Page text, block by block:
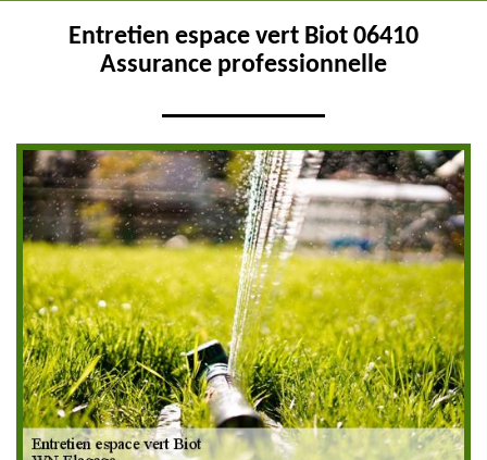
Entretien espace vert Biot 06410
Assurance professionnelle